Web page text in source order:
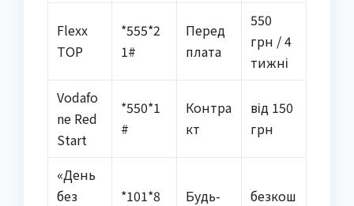
Flexx
TOP
*555*2
1#
Перед
плата
550
грн / 4
тижні
Vodafo
ne Red
Start
*550*1
#
Контра
кт
від 150
грн
«День
без
*101*8
Будь-
безкош